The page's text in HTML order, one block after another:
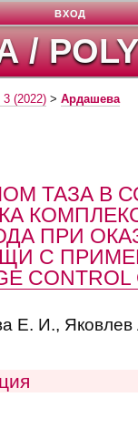
ВХОД
(2022) >Ардашева
ТАЗА В
ПРИ
С
Е. И.,